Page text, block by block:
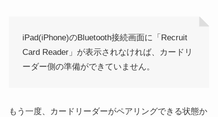
iPad(iPhone)のBluetooth接続画面に「Recruit
Card Reader」が表示されなければ、カードリ
ーダー側の準備ができていません。
もう一度、カードリーダーがペアリングできる状態か